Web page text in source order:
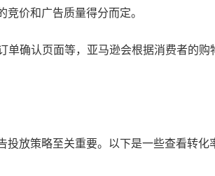
价和广告质量得分而定。
单确认页面等，亚马逊会根据消费者的购
投放策略至关重要。以下是一些查看转化